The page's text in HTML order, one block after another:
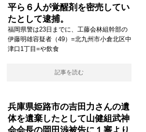
平ら６人が覚醒剤を密売してい
たとして逮捕。
福岡県警は23日までに、工藤会林組幹部の
伊藤明雄容疑者（49）=北九州市小倉北区中
津口1丁目=や飲食
記事を読む
兵庫県姫路市の吉田力さんの遺
体を遺棄したとして山健組武神
会会長の岡田渉被告に１審より